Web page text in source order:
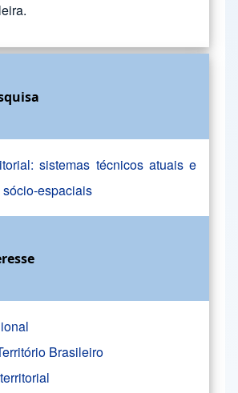
sistemas técnicos atuais e
espaciais
Brasileiro